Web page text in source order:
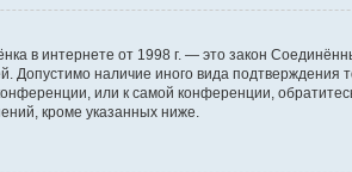
в интернете от 1998 г. — это закон
Допустимо наличие иного вида
или к самой конференции,
кроме указанных ниже.